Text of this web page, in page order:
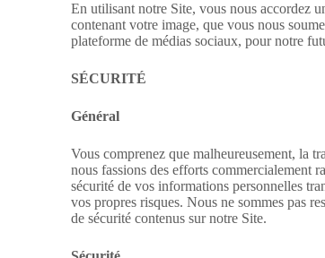
En utilisant notre Site, vous nous accordez
contenant votre image, que vous nous
plateforme de médias sociaux, pour notre
SÉCURITÉ
Général
Vous comprenez que malheureusement, la
nous fassions des efforts commercialement
sécurité de vos informations personnelles
vos propres risques. Nous ne sommes pas
de sécurité contenus sur notre Site.